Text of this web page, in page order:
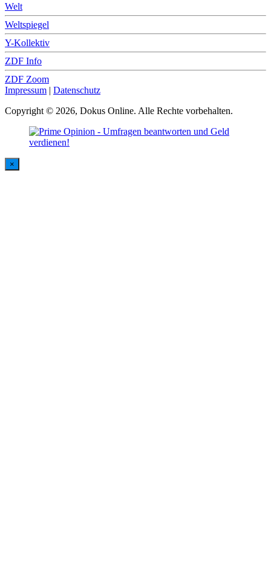
Welt
Weltspiegel
Y-Kollektiv
ZDF Info
ZDF Zoom
Impressum | Datenschutz
Copyright © 2026, Dokus Online. Alle Rechte vorbehalten.
×